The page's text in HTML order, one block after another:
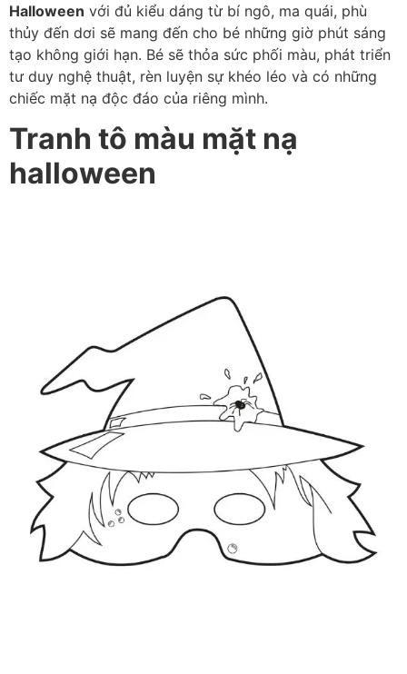
Halloween với đủ kiểu dáng từ bí ngô, ma quái, phù
thủy đến dơi sẽ mang đến cho bé những giờ phút sáng
tạo không giới hạn. Bé sẽ thỏa sức phối màu, phát triển
tư duy nghệ thuật, rèn luyện sự khéo léo và có những
chiếc mặt nạ độc đáo của riêng mình.
Tranh tô màu mặt nạ
halloween